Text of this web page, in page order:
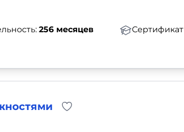
256 месяцев
Сертификат